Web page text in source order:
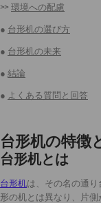
>> 環境への配慮
● 台形机の選び方
● 台形机の未来
● 結論
● よくある質問と回答
台形机の特徴
台形机とは
台形机は、その名の通
形の机とは異なり、片側